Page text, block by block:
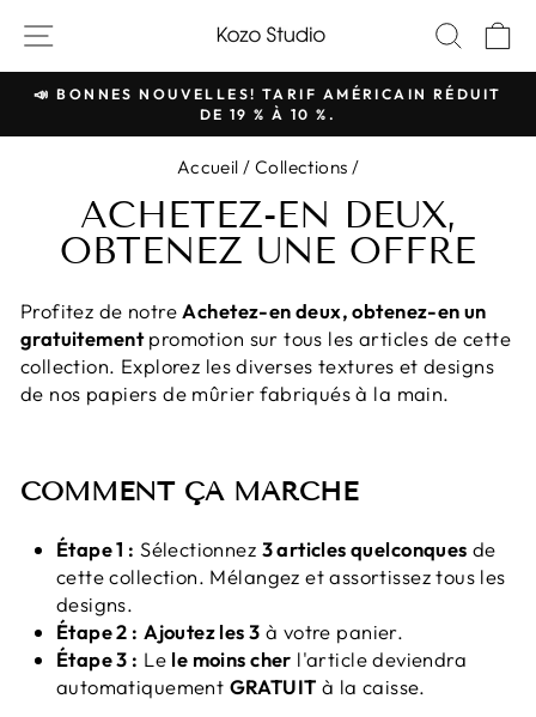
contenu
NAVIGATION SUR LES SITES
Pause
diaporama
📣 BONNES NOUVELLES! TARIF AMÉRICAIN RÉDUIT
DE 19 % À 10 %.
Accueil / Collections /
ACHETEZ-EN DEUX,
OBTENEZ UNE OFFRE
Profitez de notre Achetez-en deux, obtenez-en un
gratuitementpromotion sur tous les articles de cette
collection. Explorez les diverses textures et designs
de nos papiers de mûrier fabriqués à la main.
COMMENT ÇA MARCHE
Étape 1 : Sélectionnez 3 articles quelconques de
cette collection. Mélangez et assortissez tous les
designs.
Étape 2 : Ajoutez les 3 à votre panier.
Étape 3 : Le le moins cher l'article deviendra
automatiquement GRATUIT à la caisse.